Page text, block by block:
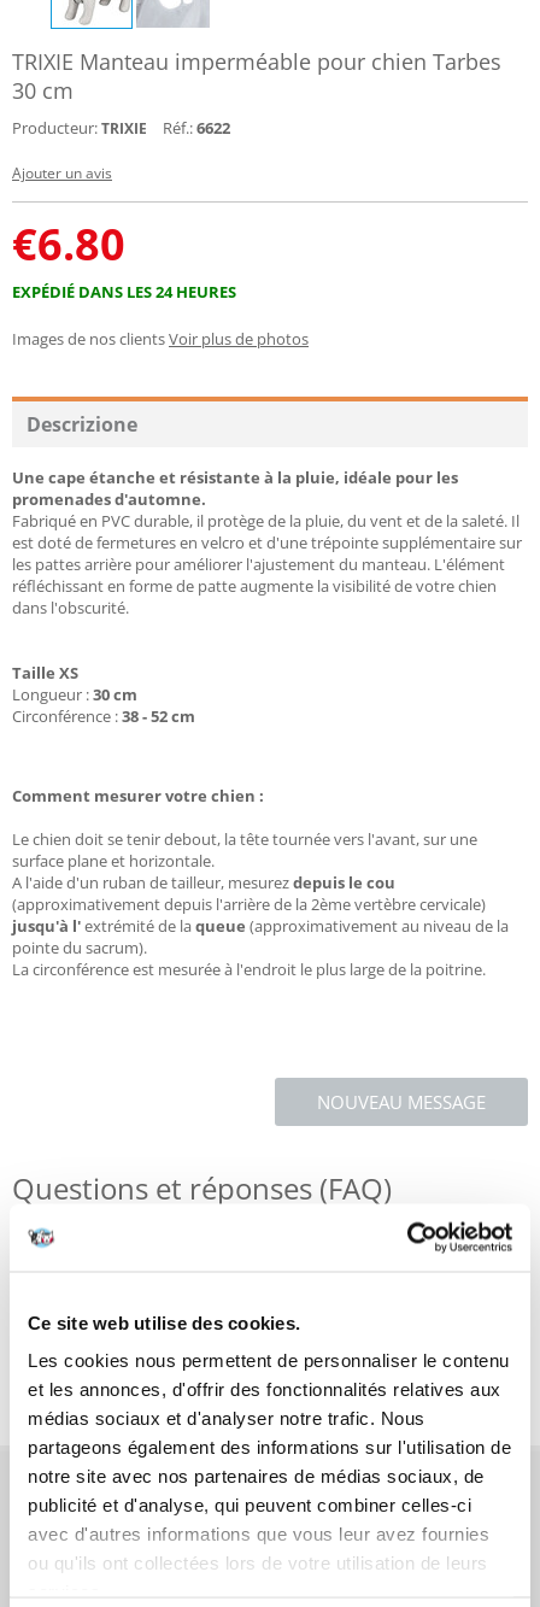
Ce site web utilise des cookies.
Les cookies nous permettent de personnaliser le contenu
et les annonces, d'offrir des fonctionnalités relatives aux
médias sociaux et d'analyser notre trafic. Nous
partageons également des informations sur l'utilisation de
notre site avec nos partenaires de médias sociaux, de
publicité et d'analyse, qui peuvent combiner celles-ci
avec d'autres informations que vous leur avez fournies
ou qu'ils ont collectées lors de votre utilisation de leurs
TRIXIE Manteau imperméable pour chien Tarbes
30 cm
Producteur:TRIXIE Réf.:6622
Ajouter un avis
€6.80
EXPÉDIÉ DANS LES 24 HEURES
Images de nos clientsVoir plus de photos
Descrizione
Une cape étanche et résistante à la pluie, idéale pour les
promenades d'automne.
Fabriqué en PVC durable, il protège de la pluie, du vent et de la saleté. Il
est doté de fermetures en velcro et d'une trépointe supplémentaire sur
les pattes arrière pour améliorer l'ajustement du manteau. L'élément
réfléchissant en forme de patte augmente la visibilité de votre chien
dans l'obscurité.
Taille XS
Longueur :30 cm
Circonférence :38 - 52 cm
Comment mesurer votre chien :
Le chien doit se tenir debout, la tête tournée vers l'avant, sur une
surface plane et horizontale.
A l'aide d'un ruban de tailleur, mesurezdepuis le cou
(approximativement depuis l'arrière de la 2ème vertèbre cervicale)
jusqu'à l'extrémité de laqueue (approximativement au niveau de la
pointe du sacrum).
La circonférence est mesurée à l'endroit le plus large de la poitrine.
NOUVEAU MESSAGE
Questions et réponses (FAQ)
Critiques
Photos supplémentaires
AVANT L'ACHAT
COMMANDES